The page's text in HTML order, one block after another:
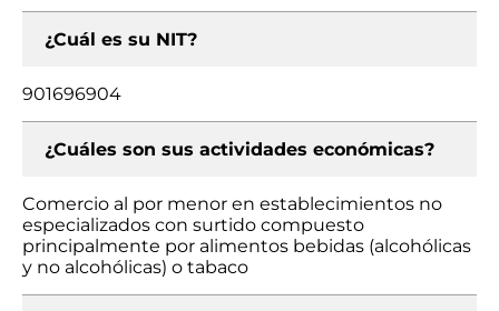
¿Cuál es su NIT?
901696904
¿Cuáles son sus actividades económicas?
Comercio al por menor en establecimientos no
especializados con surtido compuesto
principalmente por alimentos bebidas (alcohólicas
y no alcohólicas) o tabaco